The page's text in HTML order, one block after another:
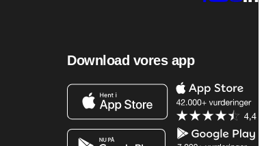
Download vores app